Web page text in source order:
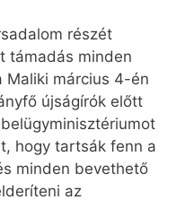
részét
támadás minden
Maliki március 4-én
újságírók előtt
hogy tartsák fenn a
minden bevethető
az